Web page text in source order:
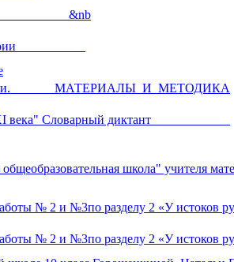
Принята &nb
истории
речи. МАТЕРИАЛЫ И МЕТОДИКА
XXI века" Словарный диктант
общеобразовательная школа"
№3по разделу 2 «У истоков
№3по разделу 2 «У истоков